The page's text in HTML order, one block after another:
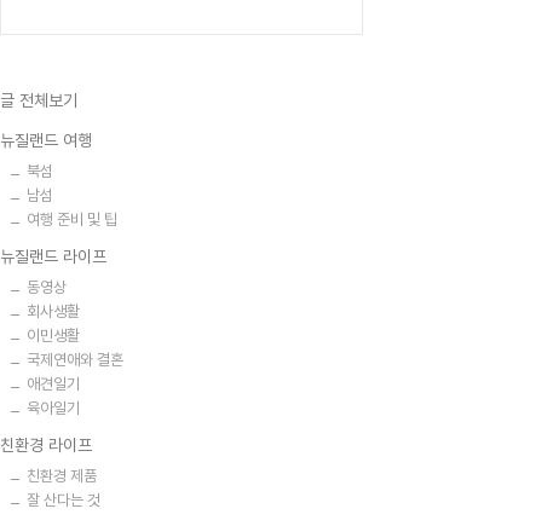
글 전체보기
뉴질랜드 여행
북섬
남섬
여행 준비 및 팁
뉴질랜드 라이프
동영상
회사생활
이민생활
국제연애와 결혼
애견일기
육아일기
친환경 라이프
친환경 제품
잘 산다는 것